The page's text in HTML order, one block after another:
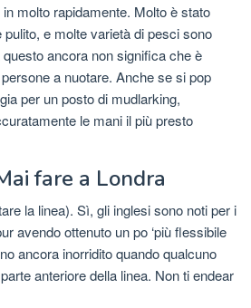
molto rapidamente. Molto è stato
e molte varietà di pesci sono
ancora non significa che è
a nuotare. Anche se si pop
per un posto di mudlarking,
le mani il più presto
fare a Londra
la linea). Sì, gli inglesi sono noti per i
avendo ottenuto un po ‘più flessibile
ancora inorridito quando qualcuno
anteriore della linea. Non ti endear